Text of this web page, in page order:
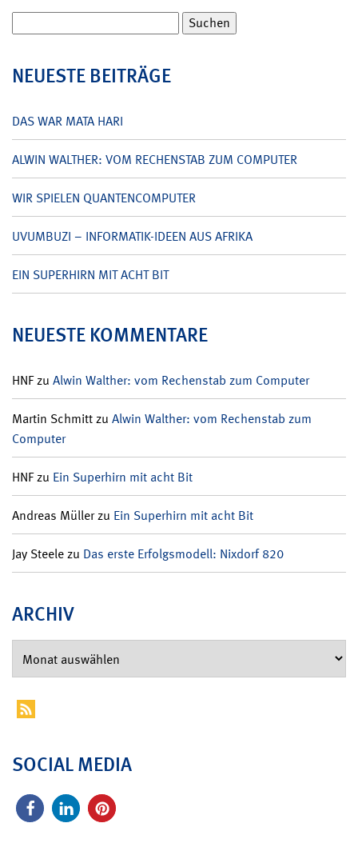
nach:
NEUESTE BEITRÄGE
DAS WAR MATA HARI
ALWIN WALTHER: VOM RECHENSTAB ZUM COMPUTER
WIR SPIELEN QUANTENCOMPUTER
UVUMBUZI – INFORMATIK-IDEEN AUS AFRIKA
EIN SUPERHIRN MIT ACHT BIT
NEUESTE KOMMENTARE
HNFzu Alwin Walther: vom Rechenstab zum Computer
Martin Schmittzu Alwin Walther: vom Rechenstab zum
Computer
HNFzu Ein Superhirn mit acht Bit
Andreas Müllerzu Ein Superhirn mit acht Bit
Jay Steelezu Das erste Erfolgsmodell: Nixdorf 820
ARCHIV
SOCIAL MEDIA